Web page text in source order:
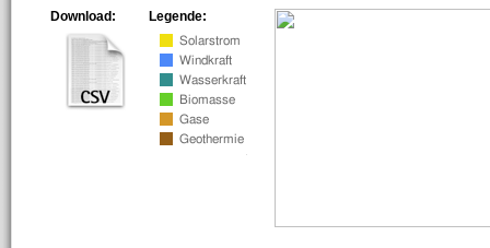
Legende:
Download: